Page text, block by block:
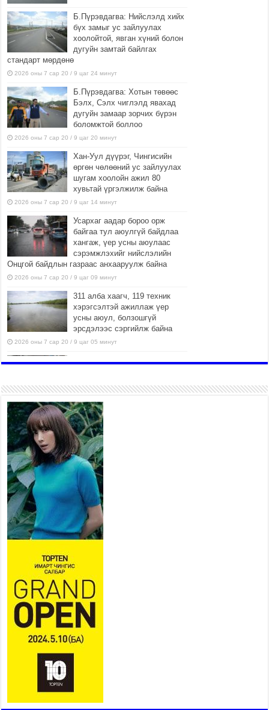
Б.Пүрэвдагва: Нийслэлд хийх
бүх замыг ус зайлуулах
хоолойтой, явган хүний болон
дугуйн замтай байлгах
стандарт мөрдөнө
2026 оны 7 сар 20 / 9 цаг 24 минут
Б.Пүрэвдагва: Хотын төвөөс
Бэлх, Сэлх чиглэлд явахад
дугуйн замаар зорчих бүрэн
боломжтой боллоо
2026 оны 7 сар 20 / 9 цаг 20 минут
Хан-Уул дүүрэг, Чингисийн
өргөн чөлөөний ус зайлуулах
шугам хоолойн ажил 80
хувьтай үргэлжилж байна
2026 оны 7 сар 20 / 9 цаг 14 минут
Усархаг аадар бороо орж
байгаа тул аюулгүй байдлаа
хангаж, үер усны аюулаас
сэрэмжлэхийг нийслэлийн
Онцгой байдлын газраас анхааруулж байна
2026 оны 7 сар 20 / 9 цаг 09 минут
311 алба хаагч, 119 техник
хэрэгсэлтэй ажиллаж үер
усны аюул, болзошгүй
эрсдэлээс сэргийлж байна
2026 оны 7 сар 20 / 9 цаг 05 минут
Аяллаа зөв төлөвлөхийг
2026 оны 7 сар 16 / 11 цаг 50 минут
Үер усны болзошгүй аюулаас
сэргийлж, холбогдох
байгууллагууд өндөржүүлсэн
бэлэн байдалд ажиллаж байна
2026 оны 7 сар 15 / 13 цаг 06 минут
Монгол адууны үнэ цэнийг дэлхийд сурталчлах
“Дэлхийн адууны өдөр”-т 15000 морьтон оролцож
байна
2026 оны 7 сар 15 / 11 цаг 51 минут
Шагайн харвааны насанд хүрэгчдийн багийн
төрөлд 106 багийн 848 харваач өрсөлдөж,
2026 оны 7 сар 15 / 11 цаг 45 минут
Үндэсний их баяр наадмын сур харвааны
шагналыг нийслэлийн Засаг дарга бөгөөд
Улаанбаатар хотын Захирагч Б.Пүрэвдагва
гардууллаа
2026 оны 7 сар 15 / 11 цаг 41 минут
Нийслэлийн Эрүүл мэндийн газраас 45 баг
иргэдэд тусламж, үйлчилгээ үзүүлж байна
2026 оны 7 сар 15 / 11 цаг 30 минут
Хүчит бөхийн барилдааны тавын даваа